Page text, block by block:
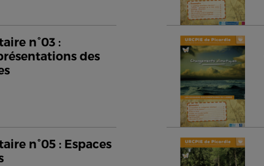
n°03 :
des
n°05 : Espaces